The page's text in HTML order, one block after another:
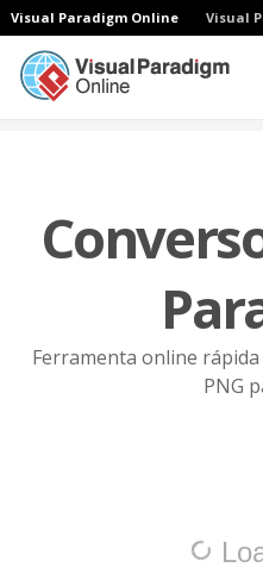
Visual Paradigm Online Visual
Ferramenta online
PNG